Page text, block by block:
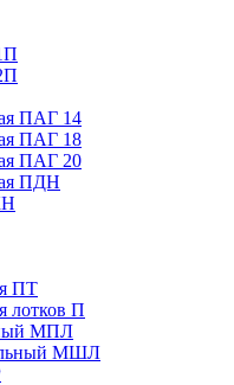
ПАГ 14
ПАГ 18
ПАГ 20
ПДН
ПТ
лотков П
МПЛ
МШЛ